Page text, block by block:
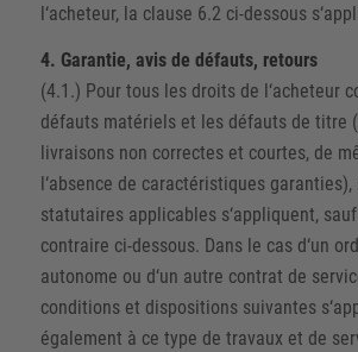
l‘acheteur, la clause 6.2 ci-dessous
4. Garantie, avis de défauts, retours
(4.1.) Pour tous les droits de l‘acheteur
défauts matériels et les défauts de titre
livraisons non correctes et courtes, de
l‘absence de caractéristiques
statutaires applicables s‘appliquent,
contraire ci-dessous. Dans le cas d‘un
autonome ou d‘un autre contrat de
conditions et dispositions suivantes
également à ce type de travaux et de